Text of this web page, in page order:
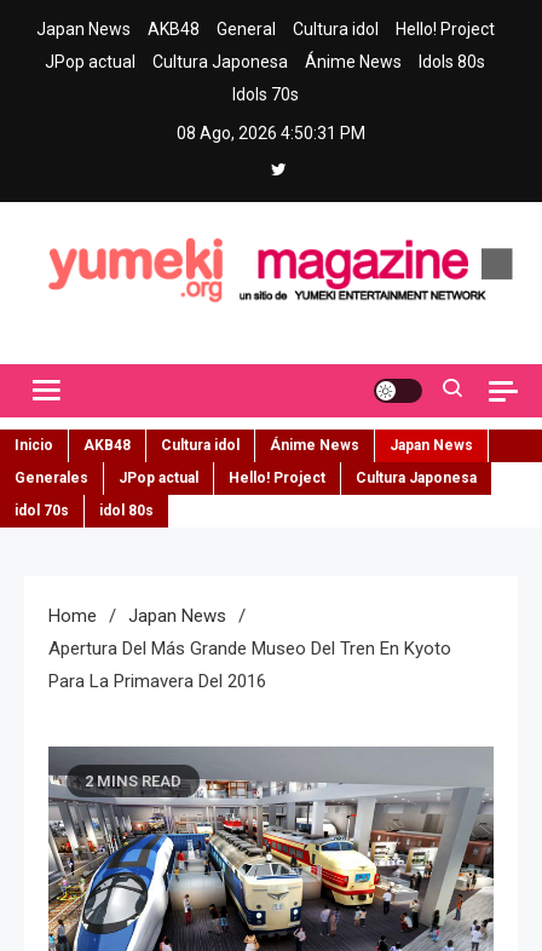
Japan News AKB48 General Cultura idol
Hello! Project
JPop actual
Cultura Japonesa Ánime News
Idols 80s
Idols 70s
08 Ago, 2026 4:50:33 PM
Inicio AKB48 Cultura idol Ánime News
Japan News
Generales
JPop actual Hello! Project
Cultura Japonesa
idol 70s
idol 80s
Home
Japan News
Apertura Del Más Grande Museo Del Tren En Kyoto
Para La Primavera Del 2016
2 MINS READ